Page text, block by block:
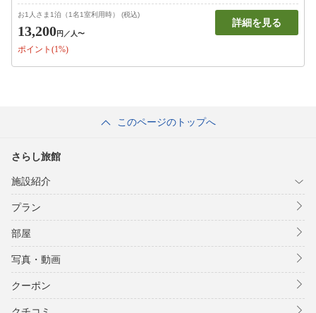
お1人さま1泊（1名1室利用時） (税込)
13,200円 ／人〜
ポイント(1%)
詳細を見る
このページのトップへ
さらし旅館
施設紹介
プラン
部屋
写真・動画
クーポン